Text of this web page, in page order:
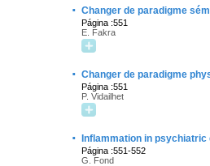
· Changer de paradigme
Página :551
E. Fakra
· Changer de paradigme
Página :551
P. Vidailhet
· Inflammation in
Página :551-552
G. Fond